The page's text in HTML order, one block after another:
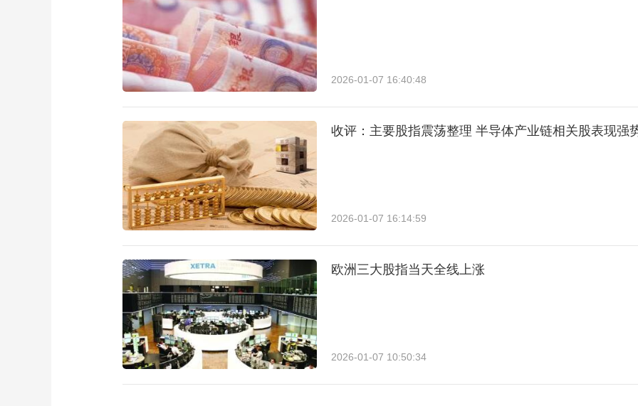
2026-01-07 16:40:48
收评：主要股指震荡整理 半导体产业链相关股表现强
2026-01-07 16:14:59
欧洲三大股指当天全线上涨
2026-01-07 10:50:34